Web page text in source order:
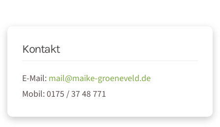
Kontakt
E-Mail: mail@maike-groeneveld.de
Mobil: 0175 / 37 48 771